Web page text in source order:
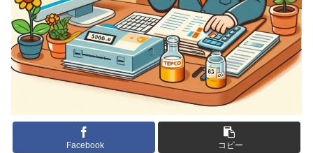
Facebook コピー